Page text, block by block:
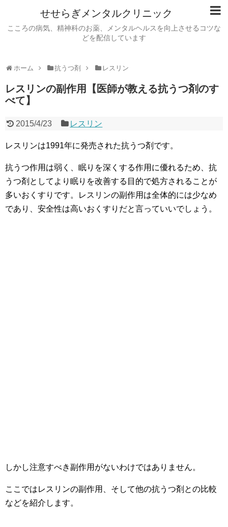
せせらぎメンタルクリニック
こころの病気、精神科のお薬、メンタルヘルスを向上させるコツな
どを配信しています
ホーム 抗うつ剤 レスリン
レスリンの副作用【医師が教える抗うつ剤のす
べて】
2015/4/23 レスリン
レスリンは1991年に発売された抗うつ剤です。
抗うつ作用は弱く、眠りを深くする作用に優れるため、抗
うつ剤としてより眠りを改善する目的で処方されることが
多いおくすりです。レスリンの副作用は全体的には少なめ
であり、安全性は高いおくすりだと言っていいでしょう。
しかし注意すべき副作用がないわけではありません。
ここではレスリンの副作用、そして他の抗うつ剤との比較
などを紹介します。